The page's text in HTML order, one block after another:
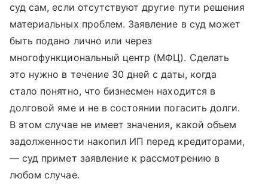
суд сам, если отсутствуют другие пути решения
материальных проблем. Заявление в суд может
быть подано лично или через
многофункциональный центр (МФЦ). Сделать
это нужно в течение 30 дней с даты, когда
стало понятно, что бизнесмен находится в
долговой яме и не в состоянии погасить долги.
В этом случае не имеет значения, какой объем
задолженности накопил ИП перед кредиторами,
— суд примет заявление к рассмотрению в
любом случае.